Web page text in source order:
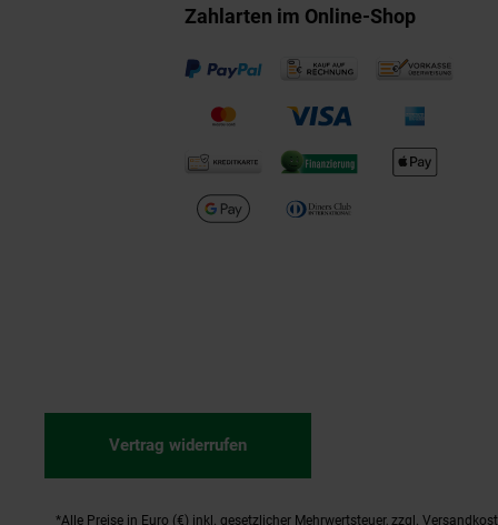
Zahlarten im Online-Shop
Vertrag widerrufen
*Alle Preise in Euro (€) inkl. gesetzlicher Mehrwertsteuer, zzgl.